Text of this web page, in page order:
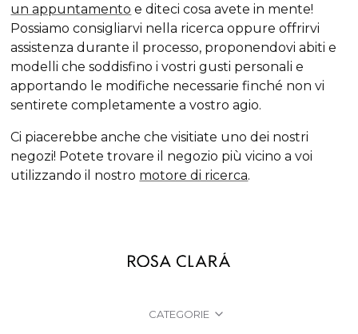
un appuntamento e diteci cosa avete in mente!
Possiamo consigliarvi nella ricerca oppure offrirvi
assistenza durante il processo, proponendovi abiti e
modelli che soddisfino i vostri gusti personali e
apportando le modifiche necessarie finché non vi
sentirete completamente a vostro agio.
Ci piacerebbe anche che visitiate uno dei nostri
negozi! Potete trovare il negozio più vicino a voi
utilizzando il nostro motore di ricerca.
CATEGORIE